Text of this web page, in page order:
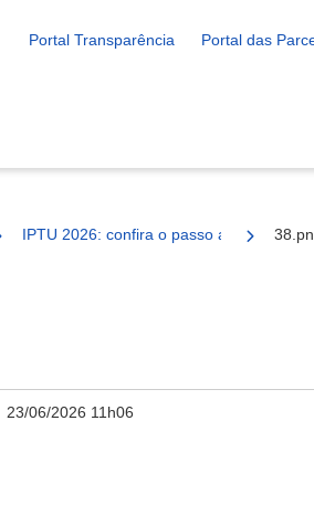
Portal Transparência Portal das
IPTU 2026: confira o passo a passo para
23/06/2026 11h06